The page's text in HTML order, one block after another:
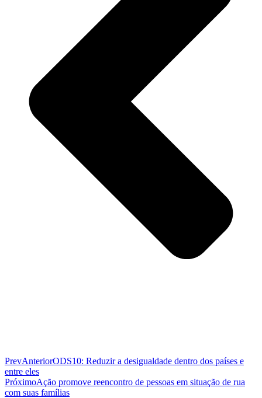
PrevAnteriorODS10: Reduzir a desigualdade dentro dos países e
entre eles
PróximoAção promove reencontro de pessoas em situação de rua
com suas famílias